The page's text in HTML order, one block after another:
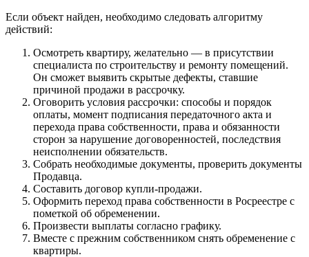
Если объект найден, необходимо следовать алгоритму
действий:
Осмотреть квартиру, желательно — в присутствии
специалиста по строительству и ремонту помещений.
Он сможет выявить скрытые дефекты, ставшие
причиной продажи в рассрочку.
Оговорить условия рассрочки: способы и порядок
оплаты, момент подписания передаточного акта и
перехода права собственности, права и обязанности
сторон за нарушение договоренностей, последствия
неисполнении обязательств.
Собрать необходимые документы, проверить документы
Продавца.
Составить договор купли-продажи.
Оформить переход права собственности в Росреестре с
пометкой об обременении.
Произвести выплаты согласно графику.
Вместе с прежним собственником снять обременение с
квартиры.